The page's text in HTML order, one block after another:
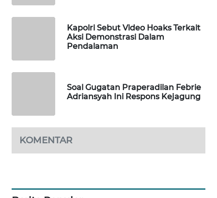
Kapolri Sebut Video Hoaks Terkait
Aksi Demonstrasi Dalam
Pendalaman
Soal Gugatan Praperadilan Febrie
Adriansyah Ini Respons Kejagung
KOMENTAR
WISATA
LAPAK